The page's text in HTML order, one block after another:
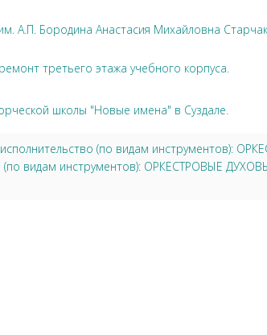
А.П. Бородина Анастасия Михайловна
третьего этажа учебного корпуса.
школы "Новые имена" в Суздале.
исполнительство (по видам инструментов):
(по видам инструментов): ОРКЕСТРОВЫЕ